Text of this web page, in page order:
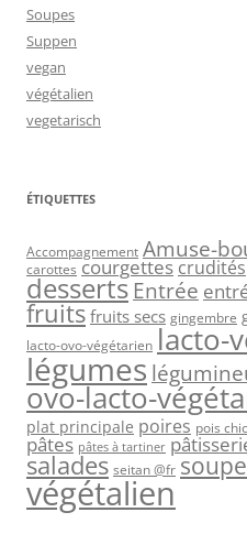
Soupes
Suppen
vegan
végétalien
vegetarisch
ÉTIQUETTES
Accompagnement Amuse-
carottes courgettescrudités
desserts Entrée
fruits fruits secs gingembre
lacto-ovo-végétarien lacto-
légumes
ovo-lacto-
plat principale poires pois
pâtes pâtes à tartiner
salades seitan @fr
végétalien